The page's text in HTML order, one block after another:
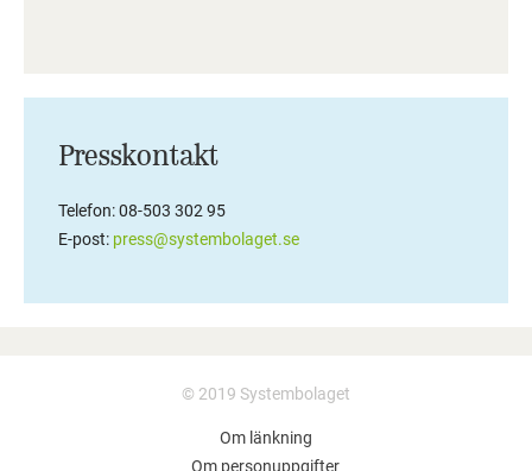
Presskontakt
Telefon: 08-503 302 95
E-post: press@systembolaget.se
© 2019 Systembolaget
Om länkning
Om personuppgifter